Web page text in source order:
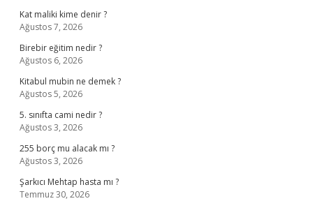
Kat maliki kime denir ?
Ağustos 7, 2026
Birebir eğitim nedir ?
Ağustos 6, 2026
Kitabul mubin ne demek ?
Ağustos 5, 2026
5. sınıfta cami nedir ?
Ağustos 3, 2026
255 borç mu alacak mı ?
Ağustos 3, 2026
Şarkıcı Mehtap hasta mı ?
Temmuz 30, 2026